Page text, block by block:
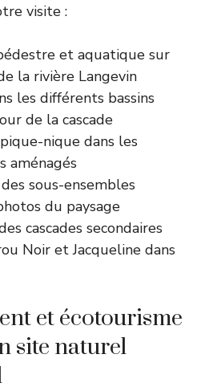
visite :
et aquatique sur
la rivière Langevin
les différents bassins
de la cascade
nique dans les
aménagés
sous-ensembles
du paysage
cascades secondaires
Noir et Jacqueline dans
et écotourisme
site naturel